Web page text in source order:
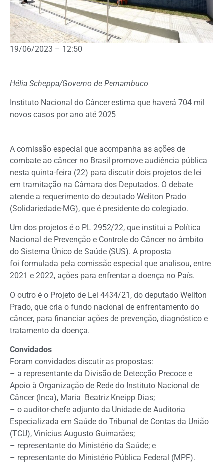
19/06/2023 – 12:50
Hélia Scheppa/Governo de Pernambuco
Instituto Nacional do Câncer estima que haverá 704 mil
novos casos por ano até 2025
A comissão especial que acompanha as ações de
combate ao câncer no Brasil promove audiência pública
nesta quinta-feira (22) para discutir dois projetos de lei
em tramitação na Câmara dos Deputados. O debate
atende a requerimento do deputado Weliton Prado
(Solidariedade-MG), que é presidente do colegiado.
Um dos projetos é o PL 2952/22, que institui a Política
Nacional de Prevenção e Controle do Câncer no âmbito
do Sistema Único de Saúde (SUS). A proposta
foi formulada pela comissão especial que analisou, entre
2021 e 2022, ações para enfrentar a doença no País.
O outro é o Projeto de Lei 4434/21, do deputado Weliton
Prado, que cria o fundo nacional de enfrentamento do
câncer, para financiar ações de prevenção, diagnóstico e
tratamento da doença.
Convidados
Foram convidados discutir as propostas:
– a representante da Divisão de Detecção Precoce e
Apoio à Organização de Rede do Instituto Nacional de
Câncer (Inca), Maria Beatriz Kneipp Dias;
– o auditor-chefe adjunto da Unidade de Auditoria
Especializada em Saúde do Tribunal de Contas da União
(TCU), Vinícius Augusto Guimarães;
– representante do Ministério da Saúde; e
– representante do Ministério Pública Federal (MPF).